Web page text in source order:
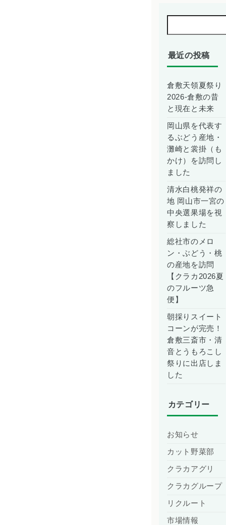
（2016
最近の投稿
倉敷天領夏祭り
2026-倉敷の昔
と現在と未来
岡山県を代表す
るぶどう産地・
灘崎と裳掛（も
かけ）を訪問し
ました
清水白桃発祥の
地 岡山市一宮の
中央選果場を視
察しました
総社市のメロ
ン・ぶどう・桃
の産地を訪問
【クラカ2026夏
のフルーツ急
便】
朝採りスイート
コーンが完売！
倉敷三斎市・清
音とうもろこし
祭りに出店しま
した
カテゴリー
お知らせ
カット野菜部
クラカアグリ
クラカグループ
リクルート
市場情報